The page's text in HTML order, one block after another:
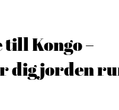
Kongo –
dig jorden